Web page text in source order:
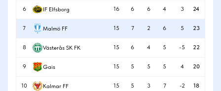
6 IF Elfsborg 16 6 6 4 3 24
7 Malmö FF 15 7 2 6 5 23
8 Västerås SK FK 15 6 4 5 -5 22
9 Gais 15 5 5 5 4 20
10 Kalmar FF 15 5 3 7 -2 18